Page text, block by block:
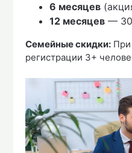
6 месяцев
12 месяцев —
Семейные скидки:
регистрации 3+